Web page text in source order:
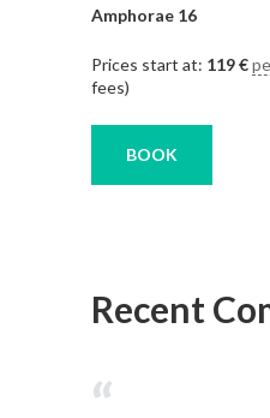
Amphorae 16
Prices start at: 119€
fees)
BOOK
Recent